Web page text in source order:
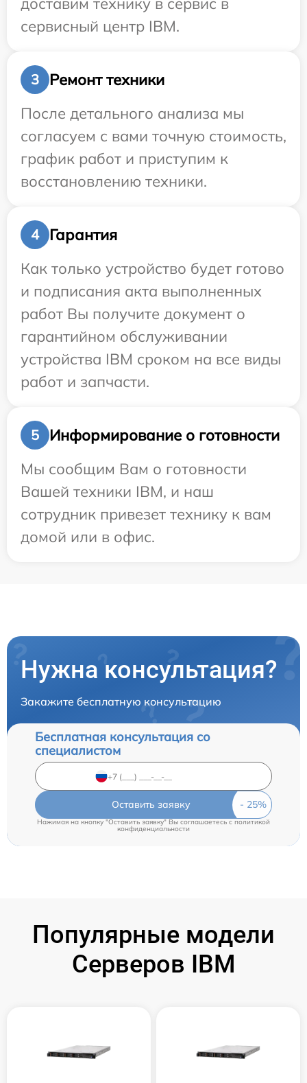
сервисный центр IBM.
3
Ремонт техники
После детального анализа мы
согласуем с вами точную стоимость,
график работ и приступим к
восстановлению техники.
4
Гарантия
Как только устройство будет готово
и подписания акта выполненных
работ Вы получите документ о
гарантийном обслуживании
устройства IBM сроком на все виды
работ и запчасти.
5
Информирование о готовности
Мы сообщим Вам о готовности
Вашей техники IBM, и наш
сотрудник привезет технику к вам
домой или в офис.
Нужна консультация?
Закажите бесплатную консультацию
Бесплатная консультация со
специалистом
Оставить заявку
Нажимая на кнопку "Оставить заявку" Вы соглашаетесь c политикой
конфиденциальности
Популярные модели
Серверов IBM